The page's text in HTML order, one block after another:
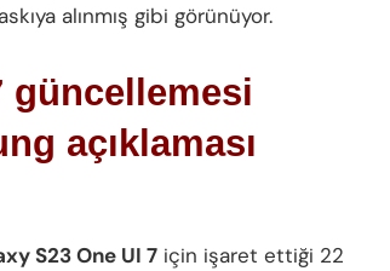
alınmış gibi görünüyor.
güncellemesi
açıklaması
S23 One UI 7 için işaret ettiği 22